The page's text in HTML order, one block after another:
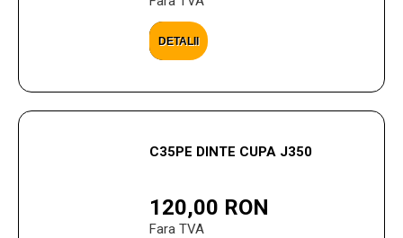
DETALII
C35PE DINTE CUPA J350
120,00 RON
Fara TVA